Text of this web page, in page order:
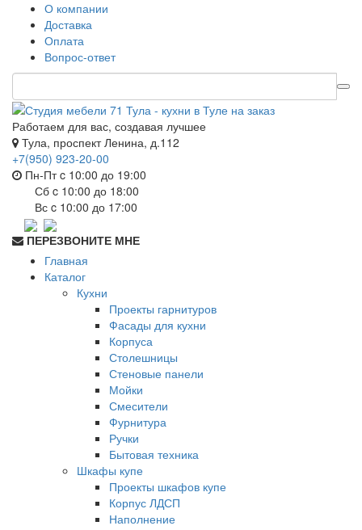
О компании
Доставка
Оплата
Вопрос-ответ
Работаем для вас, создавая лучшее
Тула, проспект Ленина, д.112
+7(950) 923-20-00
Пн-Пт c 10:00 до 19:00
Сб c 10:00 до 18:00
Вс c 10:00 до 17:00
ПЕРЕЗВОНИТЕ МНЕ
Главная
Каталог
Кухни
Проекты гарнитуров
Фасады для кухни
Корпуса
Столешницы
Стеновые панели
Мойки
Смесители
Фурнитура
Ручки
Бытовая техника
Шкафы купе
Проекты шкафов купе
Корпус ЛДСП
Наполнение